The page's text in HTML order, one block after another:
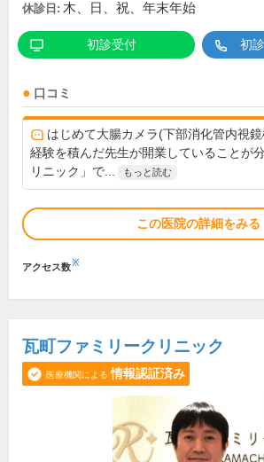
休診日: 木、日、祝、年末年始
初診受付 初
口コミ
はじめて大腸カメラ(下部消化管内視鏡
経験を積んだ先生が開業していることが
リニック」で...
もっと読む
この医院の詳細をみる
アクセス数※
瓦町ファミリークリニック
医療機関による 情報認証済み